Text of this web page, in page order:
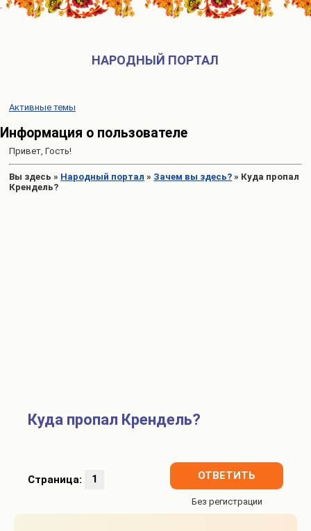
НАРОДНЫЙ ПОРТАЛ
Активные темы
Информация о пользователе
Привет, Гость!
Вы здесь » Народный портал » Зачем вы здесь? » Куда пропал
Крендель?
Куда пропал Крендель?
Страница: 1 ОТВЕТИТЬ